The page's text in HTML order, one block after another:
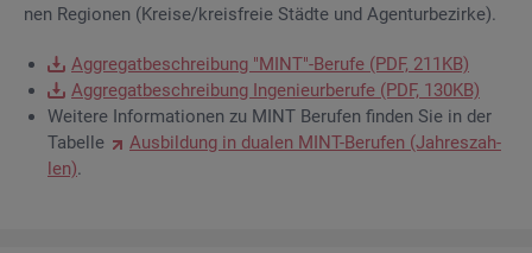
nen Re­gio­nen (Krei­se/kreis­freie Städ­te und Agen­tur­be­zir­ke).
Ag­gre­gat­be­schrei­bung "MINT"-Be­ru­fe (PDF, 211KB)
Ag­gre­gat­be­schrei­bung In­ge­nieur­be­ru­fe (PDF, 130KB)
Wei­te­re In­for­ma­tio­nen zu MINT Be­ru­fen fin­den Sie in der
Ta­bel­le
Aus­bil­dung in dua­len MINT-Be­ru­fen (Jah­res­zah­
len).